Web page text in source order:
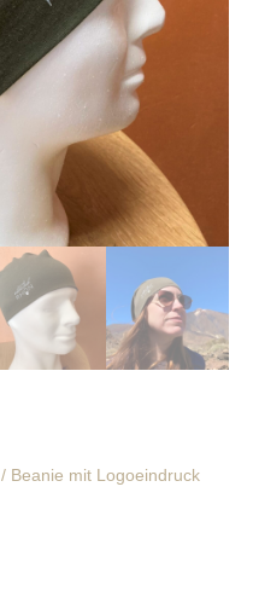
/ Beanie mit Logoeindruck